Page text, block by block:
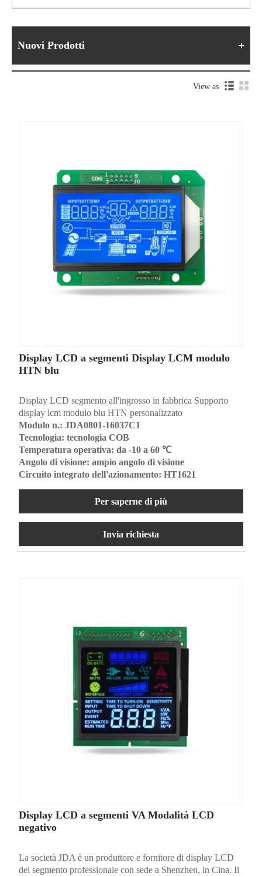
Nuovi Prodotti
View as
Display LCD a segmenti Display LCM modulo
HTN blu
Display LCD segmento all'ingrosso in fabbrica Supporto
display lcm modulo blu HTN personalizzato
Modulo n.: JDA0801-16037C1
Tecnologia: tecnologia COB
Temperatura operativa: da -10 a 60 ℃
Angolo di visione: ampio angolo di visione
Circuito integrato dell'azionamento: HT1621
Per saperne di più
Invia richiesta
Display LCD a segmenti VA Modalità LCD
negativo
La società JDA è un produttore e fornitore di display LCD
del segmento professionale con sede a Shenzhen, in Cina. Il